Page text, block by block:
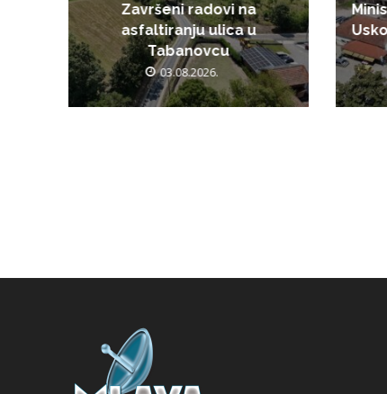
Završeni radovi na
asfaltiranju ulica u
Tabanovcu
03.08.2026.